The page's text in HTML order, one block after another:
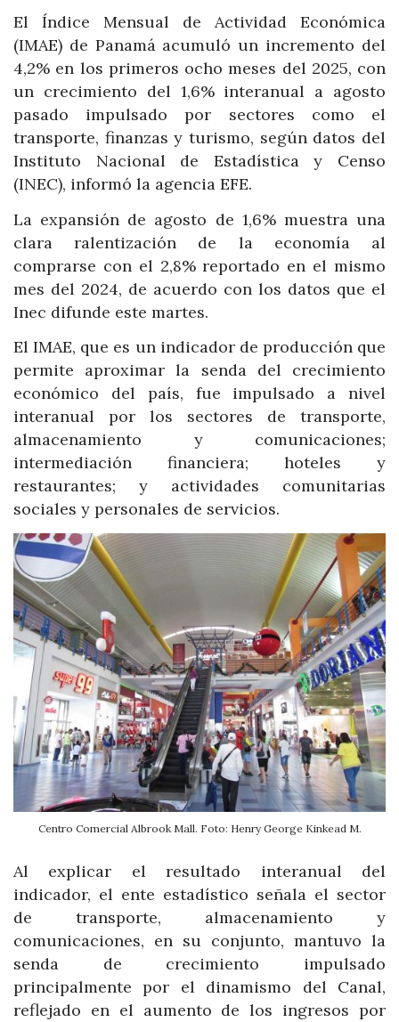
El Índice Mensual de Actividad Económica
(IMAE) de Panamá acumuló un incremento del
4,2% en los primeros ocho meses del 2025, con
un crecimiento del 1,6% interanual a agosto
pasado impulsado por sectores como el
transporte, finanzas y turismo, según datos del
Instituto Nacional de Estadística y Censo
(INEC), informó la agencia EFE.
La expansión de agosto de 1,6% muestra una
clara ralentización de la economía al
comprarse con el 2,8% reportado en el mismo
mes del 2024, de acuerdo con los datos que el
Inec difunde este martes.
El IMAE, que es un indicador de producción que
permite aproximar la senda del crecimiento
económico del país, fue impulsado a nivel
interanual por los sectores de transporte,
almacenamiento y comunicaciones;
intermediación financiera; hoteles y
restaurantes; y actividades comunitarias
sociales y personales de servicios.
Centro Comercial Albrook Mall. Foto: Henry George Kinkead M.
Al explicar el resultado interanual del
indicador, el ente estadístico señala el sector
de transporte, almacenamiento y
comunicaciones, en su conjunto, mantuvo la
senda de crecimiento impulsado
principalmente por el dinamismo del Canal,
reflejado en el aumento de los ingresos por